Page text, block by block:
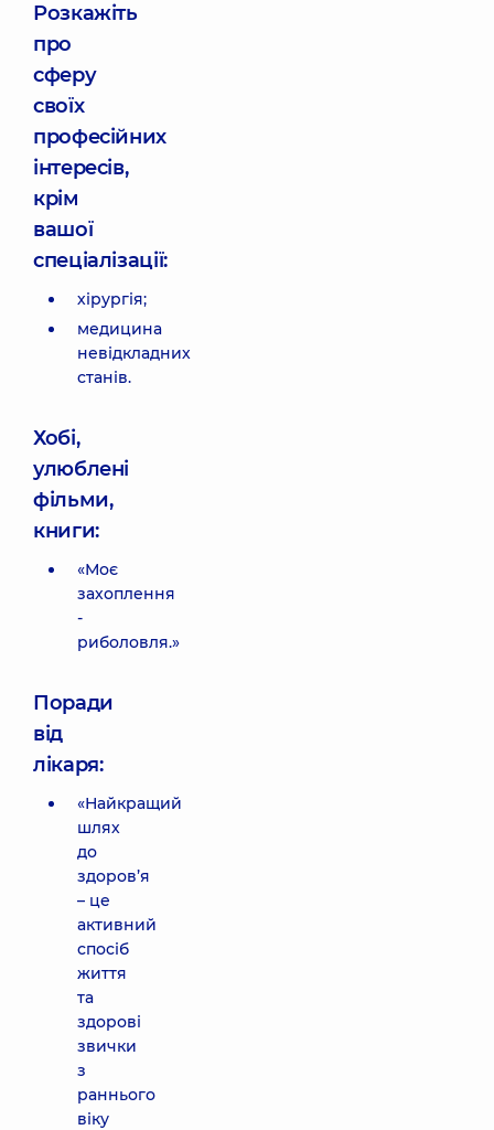
Розкажіть
про
сферу
своїх
професійних
інтересів,
крім
вашої
спеціалізації:
хірургія;
медицина
невідкладних
станів.
Хобі,
улюблені
фільми,
книги:
«Моє
захоплення
-
риболовля.»
Поради
від
лікаря:
«Найкращий
шлях
до
здоров’я
– це
активний
спосіб
життя
та
здорові
звички
з
раннього
віку